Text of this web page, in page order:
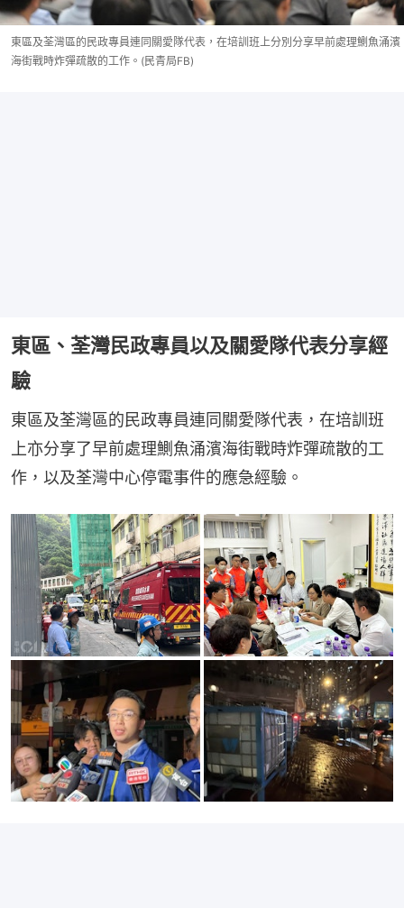
東區及荃灣區的民政專員連同關愛隊代表，在培訓班上分別分享早前處理鰂魚涌濱
海街戰時炸彈疏散的工作。(民青局FB)
東區、荃灣民政專員以及關愛隊代表分享經
驗
東區及荃灣區的民政專員連同關愛隊代表，在培訓班
上亦分享了早前處理鰂魚涌濱海街戰時炸彈疏散的工
作，以及荃灣中心停電事件的應急經驗。